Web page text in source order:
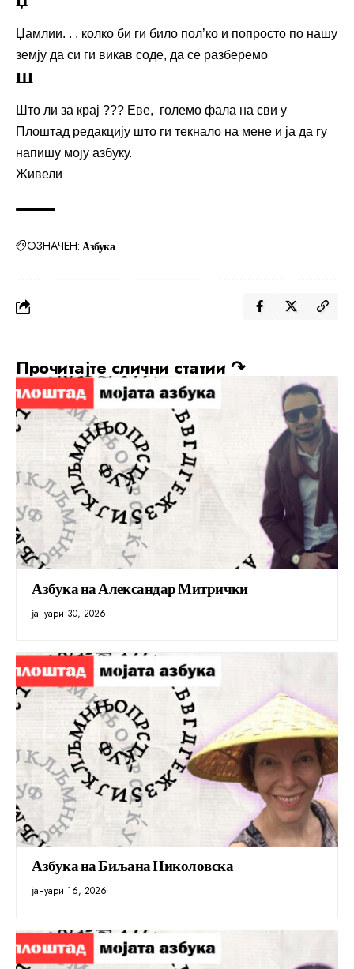
Џамлии. . . колко би ги било пол’ко и попросто по нашу
земју да си ги викав соде, да се разберемо
Ш
Што ли за крај ??? Еве, големо фала на сви у
Плоштад редакцију што ги текнало на мене и ја да гу
напишу моју азбуку.
Живели
ОЗНАЧЕН: Азбука
Прочитајте слични статии ↷
Азбука на Александар Митрички
јануари 30, 2026
Азбука на Биљана Николовска
јануари 16, 2026